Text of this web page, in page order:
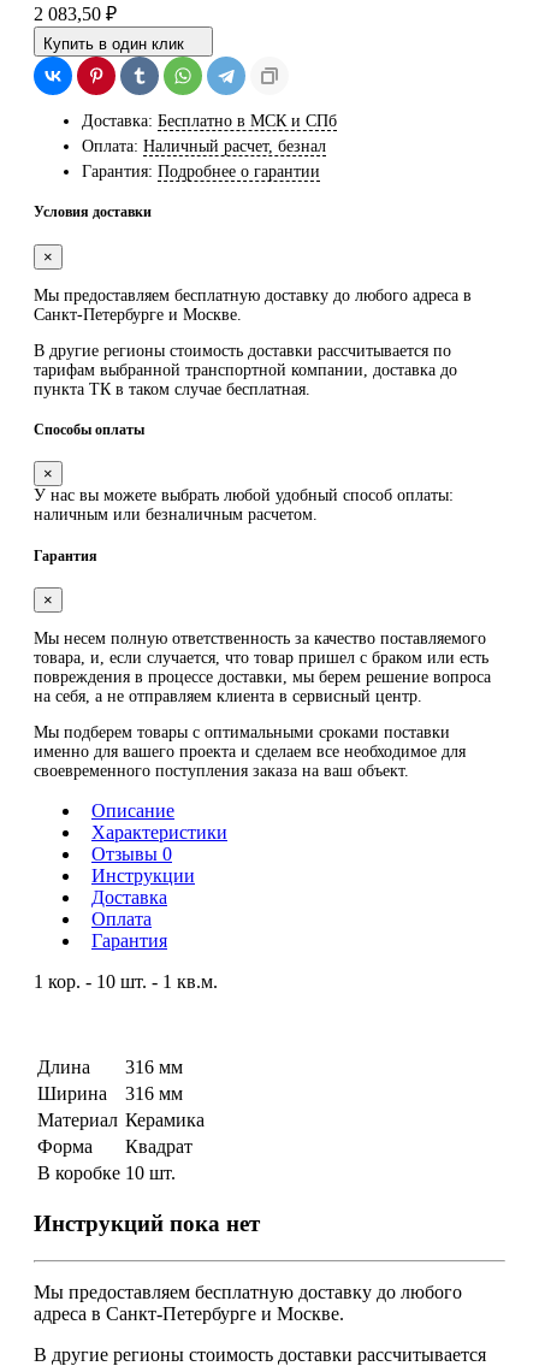
2 083,50 ₽
Купить в один клик
Доставка: Бесплатно в МСК и СПб
Оплата: Наличный расчет, безнал
Гарантия: Подробнее о гарантии
Условия доставки
×
Мы предоставляем бесплатную доставку до любого адреса в
Санкт-Петербурге и Москве.
В другие регионы стоимость доставки рассчитывается по
тарифам выбранной транспортной компании, доставка до
пункта ТК в таком случае бесплатная
Способы оплаты
×
У нас вы можете выбрать любой удобный способ оплаты:
наличным или безналичным расчетом.
Гарантия
×
Мы несем полную ответственность за качество поставляемого
товара, и, если случается, что товар пришел с браком или есть
повреждения в процессе доставки, мы берем решение вопроса
на себя, а не отправляем клиента в сервисный центр.
Мы подберем товары с оптимальными сроками поставки
именно для вашего проекта и сделаем все необходимое для
своевременного поступления заказа на ваш объект.
Описание
Характеристики
Отзывы 0
Инструкции
Доставка
Оплата
Гарантия
1 кор. - 10 шт. - 1 кв.м.
Длина
316 мм
Ширина
316 мм
Материал Керамика
Форма
Квадрат
В коробке 10 шт.
Инструкций пока нет
Мы предоставляем бесплатную доставку до любого
адреса в Санкт-Петербурге и Москве.
В другие регионы стоимость доставки рассчитывается